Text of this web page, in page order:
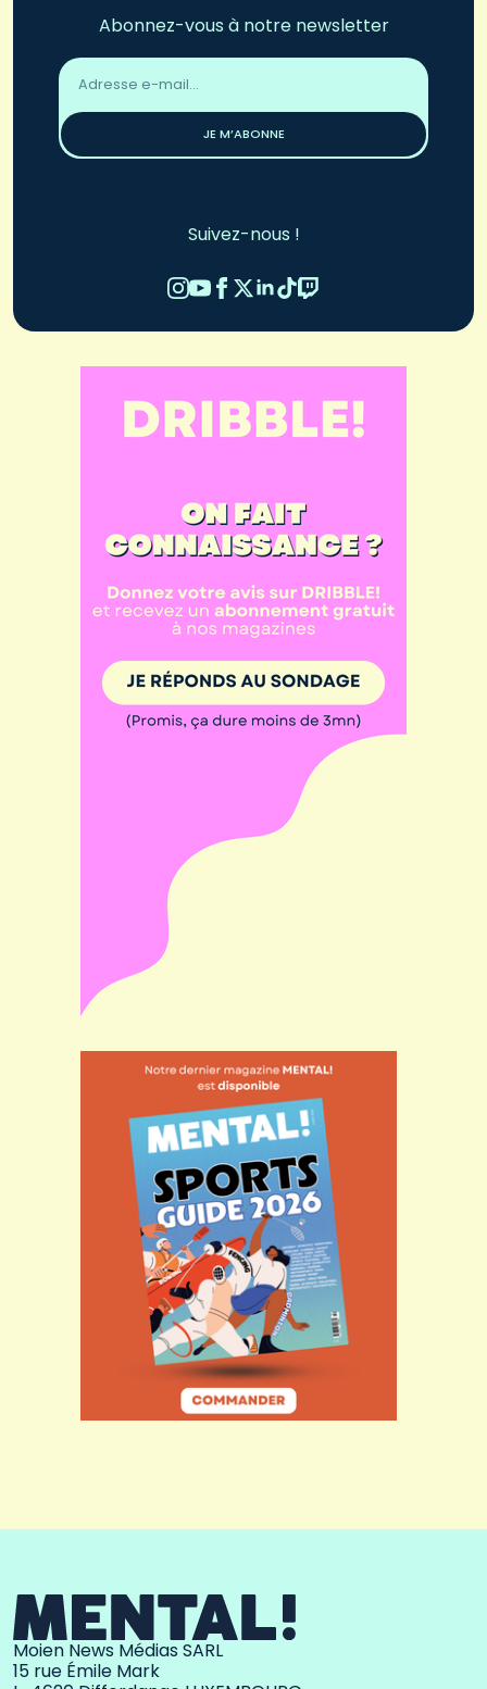
Abonnez-vous à notre newsletter
Adresse
email
JE M’ABONNE
Suivez-nous !
Moien News Médias SARL
15 rue Émile Mark